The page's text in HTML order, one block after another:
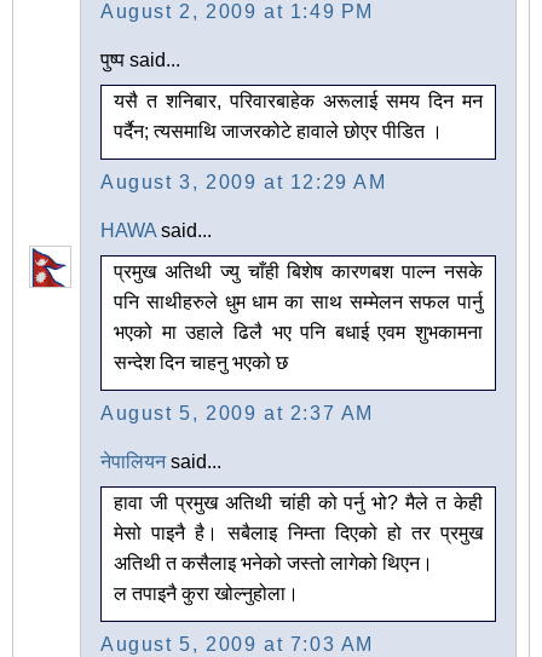
August 2, 2009 at 1:49 PM
पुष्प said...
यसै त शनिबार, परिवारबाहेक अरूलाई समय दिन मन
पर्दैन; त्यसमाथि जाजरकोटे हावाले छोएर पीडित ।
August 3, 2009 at 12:29 AM
HAWA said...
प्रमुख अतिथी ज्यु चाँही बिशेष कारणबश पाल्न नसके
पनि साथीहरुले धुम धाम का साथ सम्मेलन सफल पार्नु
भएको मा उहाले ढिलै भए पनि बधाई एवम शुभकामना
सन्देश दिन चाहनु भएको छ
August 5, 2009 at 2:37 AM
नेपालियनsaid...
हावा जी प्रमुख अतिथी चांही को पर्नु भो? मैले त केही
मेसो पाइनै है। सबैलाइ निम्ता दिएको हो तर प्रमुख
अतिथी त कसैलाइ भनेको जस्तो लागेको थिएन।
ल तपाइनै कुरा खोल्नुहोला।
August 5, 2009 at 7:03 AM